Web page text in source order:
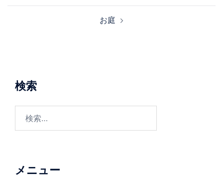
お庭
検索
メニュー